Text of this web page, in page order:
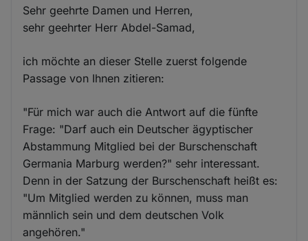
Sehr geehrte Damen und Herren,
sehr geehrter Herr Abdel-Samad,
ich möchte an dieser Stelle zuerst folgende
Passage von Ihnen zitieren:
"Für mich war auch die Antwort auf die fünfte
Frage: "Darf auch ein Deutscher ägyptischer
Abstammung Mitglied bei der Burschenschaft
Germania Marburg werden?" sehr interessant.
Denn in der Satzung der Burschenschaft heißt es:
"Um Mitglied werden zu können, muss man
männlich sein und dem deutschen Volk
angehören."